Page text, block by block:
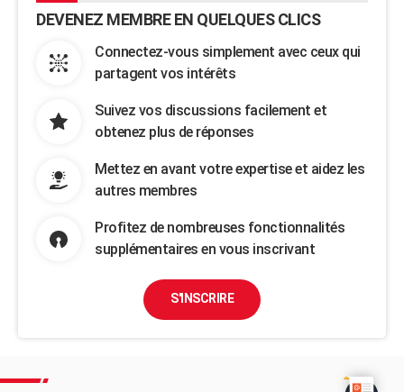
DEVENEZ MEMBRE EN QUELQUES CLICS
Connectez-vous simplement avec ceux qui
partagent vos intérêts
Suivez vos discussions facilement et
obtenez plus de réponses
Mettez en avant votre expertise et aidez les
autres membres
Profitez de nombreuses fonctionnalités
supplémentaires en vous inscrivant
S'INSCRIRE